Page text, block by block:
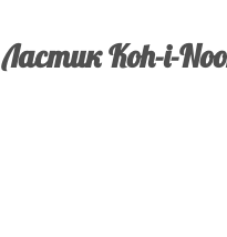
Ластик Koh-i-